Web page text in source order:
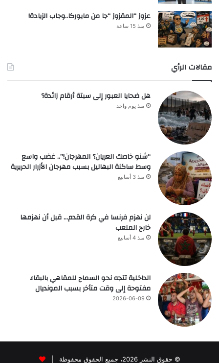
عزوز “المقزوز “جا من مايوركا..وجاب الزيادة!
منذ 15 ساعة
مقالات الرأي
هل ضحايا العبور إلى سبتة أرقام زائدة؟
منذ يوم واحد
“شنو خاصك العريان؟ المهرجان!”.. غضب واسع
وسط ساكنة البهاليل بسبب مهرجان الأزرار الحريرية
منذ 3 أسابيع
لن نهزم فرنسا في كرة القدم… قبل أن نهزمها
خارج الملعب
منذ 4 أسابيع
الداخلية تتجه نحو السماح للمقاهي بالبقاء
مفتوحة إلى وقت متأخر بسبب المونديال
2026-06-09
© حقوق النشر 2026، جميع الحقوق محفوظة |